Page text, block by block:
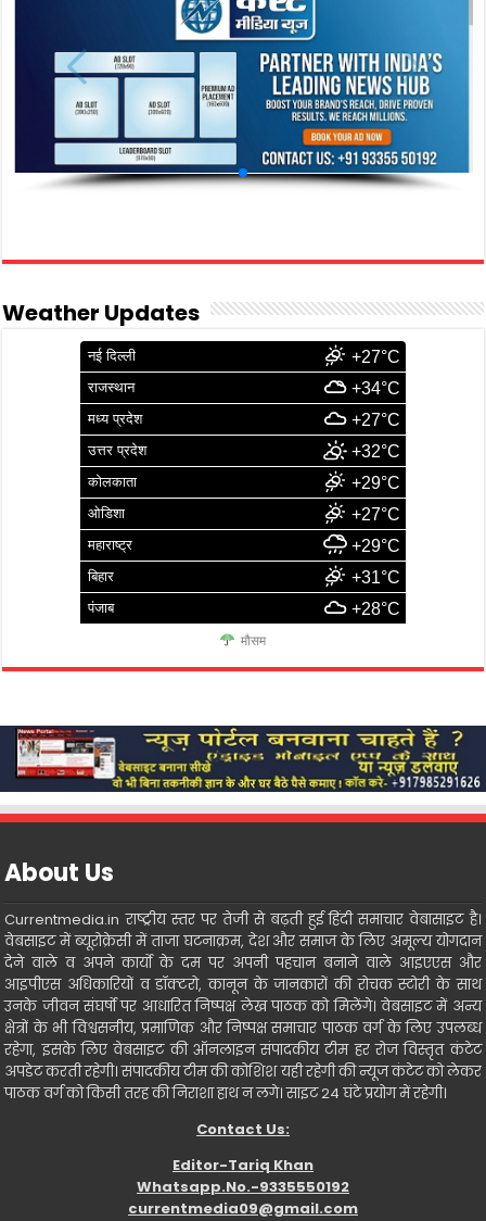
Weather Updates
नई दिल्ली +27°C
राजस्थान +34°C
मध्य प्रदेश +27°C
उत्तर प्रदेश +32°C
कोलकाता +29°C
ओडिशा +27°C
महाराष्ट्र +29°C
बिहार +31°C
पंजाब +28°C
मौसम
About Us
Currentmedia.in राष्ट्रीय स्तर पर तेजी से बढ़ती हुई हिंदी समाचार वेबासाइट है।
वेबसाइट में ब्यूरोक्रेसी में ताजा घटनाक्रम, देश और समाज के लिए अमूल्य योगदान
देने वाले व अपने कार्यो के दम पर अपनी पहचान बनाने वाले आइएएस और
आइपीएस अधिकारियों व डॉक्टरो, कानून के जानकारों की रोचक स्टोरी के साथ
उनके जीवन संघर्षो पर आधारित निष्पक्ष लेख पाठक को मिलेंगे। वेबसाइट में अन्य
क्षेत्रों के भी विश्वसनीय, प्रमाणिक और निष्पक्ष समाचार पाठक वर्ग के लिए उपलब्ध
रहेगा, इसके लिए वेबसाइट की ऑनलाइन संपादकीय टीम हर रोज विस्तृत कंटेट
अपडेट करती रहेगी। संपादकीय टीम की कोशिश यही रहेगी की न्यूज कंटेट को लेकर
पाठक वर्ग को किसी तरह की निराशा हाथ न लगे। साइट 24 घंटे प्रयोग में रहेगी।
Contact Us:
Editor-Tariq Khan
Whatsapp.No.-9335550192
currentmedia09@gmail.com